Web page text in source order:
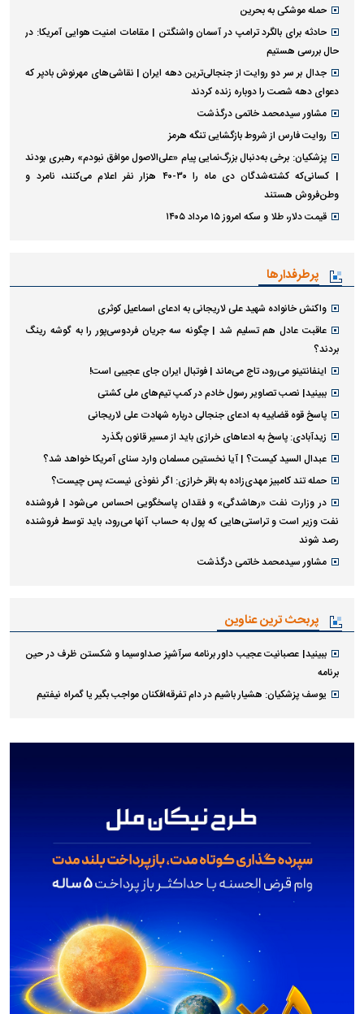
حمله موشکی به بحرین
حادثه برای بالگرد ترامپ در آسمان واشنگتن | مقامات امنیت هوایی آمریکا: در
حال بررسی هستیم
جدال بر سر دو روایت از جنجالی‌ترین دهه ایران | نقاشی‌های مهرنوش بادپر که
دعوای دهه شصت را دوباره زنده کردند
مشاور سیدمحمد خاتمی درگذشت
روایت فارس از شروط بازگشایی تنگه هرمز
پزشکیان: برخی به‌دنبال بزرگ‌نمایی پیام «علی‌الاصول موافق نبودم» رهبری بودند
| کسانی‌که کشته‌شدگان دی ماه را ۳۰-۴۰ هزار نفر اعلام می‌کنند، نامرد و
وطن‌فروش هستند
قیمت دلار، طلا و سکه امروز ۱۵ مرداد ۱۴۰۵
پرطرفدارها
واکنش خانواده شهید علی لاریجانی به ادعای اسماعیل کوثری
عاقبت عادل هم تسلیم شد | چگونه سه جریان فردوسی‌پور را به گوشه رینگ
بردند؟
اینفانتینو می‌رود، تاج می‌ماند | فوتبال ایران جای عجیبی است!
ببینید| نصب تصاویر رسول خادم در کمپ تیم‌های ملی کشتی
پاسخ قوه قضاییه به ادعای جنجالی درباره شهادت علی لاریجانی
زیدآبادی: پاسخ به ادعا‌های خرازی باید از مسیر قانون بگذرد
عبدال السید کیست؟ | آیا نخستین مسلمان وارد سنای آمریکا خواهد شد؟
حمله تند کامبیز مهدی‌زاده به باقر خرازی: اگر نفوذی نیست، پس چیست؟
در وزارت نفت «رهاشدگی» و فقدان پاسخگویی احساس می‌شود | فروشنده
نفت وزیر است و تراستی‌هایی که پول به حساب آنها می‌رود، باید توسط فروشنده
رصد شوند
مشاور سیدمحمد خاتمی درگذشت
پربحث ترین عناوین
ببینید| عصبانیت عجیب داور برنامه سرآشپز صداوسیما و شکستن ظرف در حین
برنامه
یوسف پزشکیان: هشیار باشیم در دام تفرقه‌افکنان مواجب بگیر یا گمراه نیفتیم